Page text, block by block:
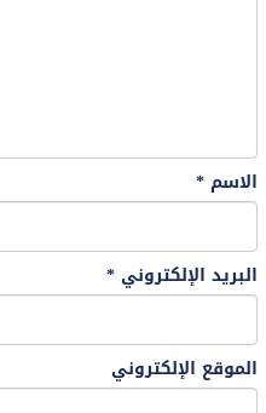
الاسم *
البريد الإلكتروني *
الموقع الإلكتروني